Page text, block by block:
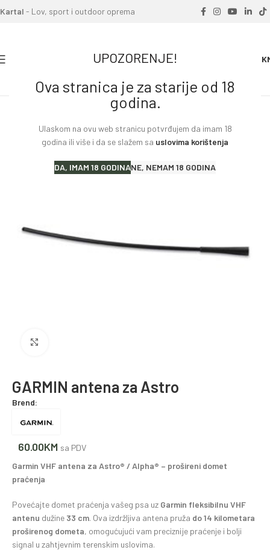
UPOZORENJE!
Ova stranica je za starije od 18
godina.
Ulaskom na ovu web stranicu potvrđujem da imam 18
godina ili više i da se slažem sa uslovima korištenja
DA, IMAM 18 GODINANE, NEMAM 18 GODINA
Kartal - Lov, sport i outdoor oprema
»Proizvodi »GARMIN antena za Astro
GARMIN antena za Astro
Brend:
60.00KM sa PDV
Garmin VHF antena za Astro® / Alpha® – prošireni domet
praćenja
Povećajte domet praćenja vašeg psa uz Garmin fleksibilnu VHF
antenu dužine 33 cm. Ova izdržljiva antena pruža do 14 kilometara
proširenog dometa, omogućujući vam preciznije praćenje i bolji
signal u zahtjevnim terenskim uslovima.